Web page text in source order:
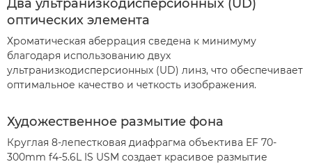
Два ультранизкодисперсионных (UD)
оптических элемента
Хроматическая аберрация сведена к минимуму
благодаря использованию двух
ультранизкодисперсионных (UD) линз, что обеспечивает
оптимальное качество и четкость изображения.
Художественное размытие фона
Круглая 8-лепестковая диафрагма объектива EF 70-
300mm f4-5.6L IS USM создает красивое размытие